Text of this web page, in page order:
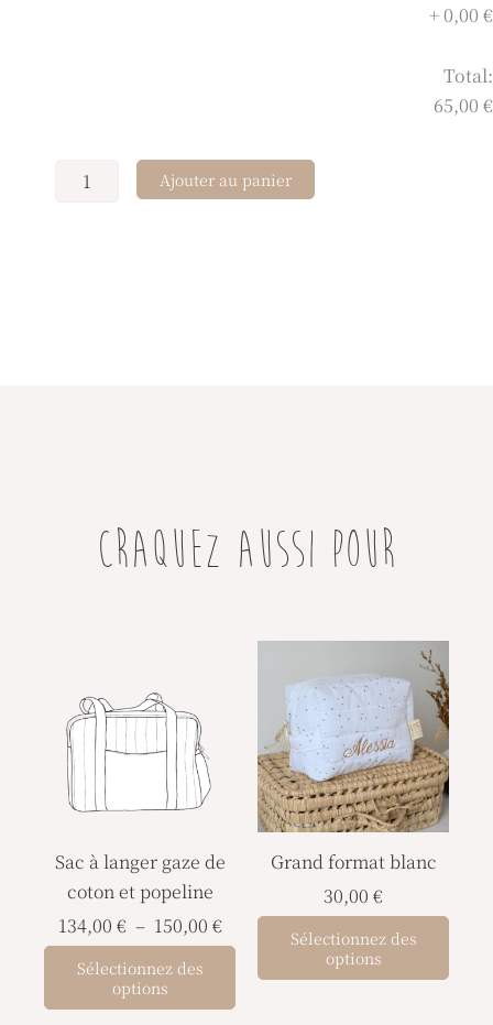
+0,00 €
Total:
65,00 €
Ajouter au panier
CRAQUEZ AUSSI POUR
Sac à langer gaze de
coton et popeline
134,00 € – 150,00 €
134,00 €
150,00 €
Sélectionnez des
options
produit
plusieurs
variations.
Les
options
peuvent
choisies
sur
page
Grand format blanc
30,00 €
Sélectionnez des
options